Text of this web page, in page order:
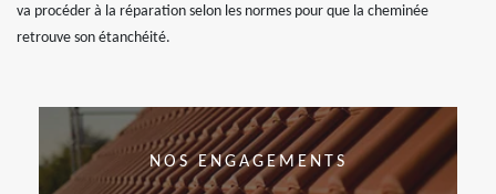
va procéder à la réparation selon les normes pour que la cheminée
retrouve son étanchéité.
NOS ENGAGEMENTS